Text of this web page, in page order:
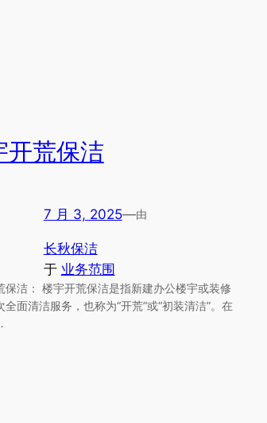
开荒保洁
7 月 3, 2025—由
长秋保洁
于 业务范围
保洁： 楼宇开荒保洁是指新建办公楼宇或装修
全面清洁服务，也称为“开荒”或“初装清洁”。在